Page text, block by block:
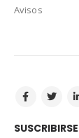
Avisos